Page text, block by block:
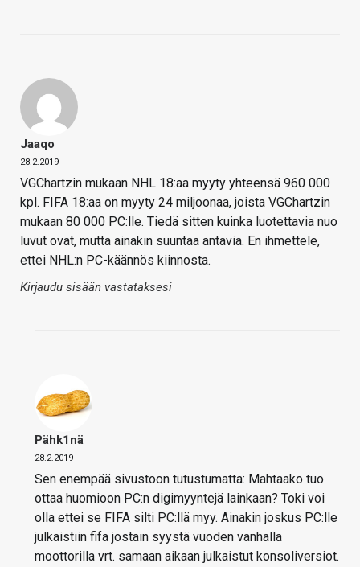
Jaaqo
28.2.2019
VGChartzin mukaan NHL 18:aa myyty yhteensä 960 000
kpl. FIFA 18:aa on myyty 24 miljoonaa, joista VGChartzin
mukaan 80 000 PC:lle. Tiedä sitten kuinka luotettavia nuo
luvut ovat, mutta ainakin suuntaa antavia. En ihmettele,
ettei NHL:n PC-käännös kiinnosta.
Kirjaudu sisään vastataksesi
Pähk1nä
28.2.2019
Sen enempää sivustoon tutustumatta: Mahtaako tuo
ottaa huomioon PC:n digimyyntejä lainkaan? Toki voi
olla ettei se FIFA silti PC:llä myy. Ainakin joskus PC:lle
julkaistiin fifa jostain syystä vuoden vanhalla
moottorilla vrt. samaan aikaan julkaistut konsoliversiot.